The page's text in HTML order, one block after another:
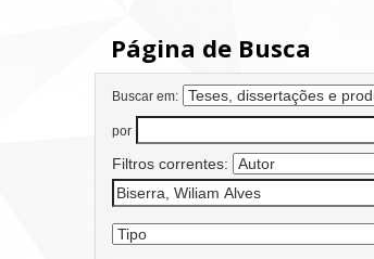
Página de Busca
Buscar em:
por
Filtros correntes: